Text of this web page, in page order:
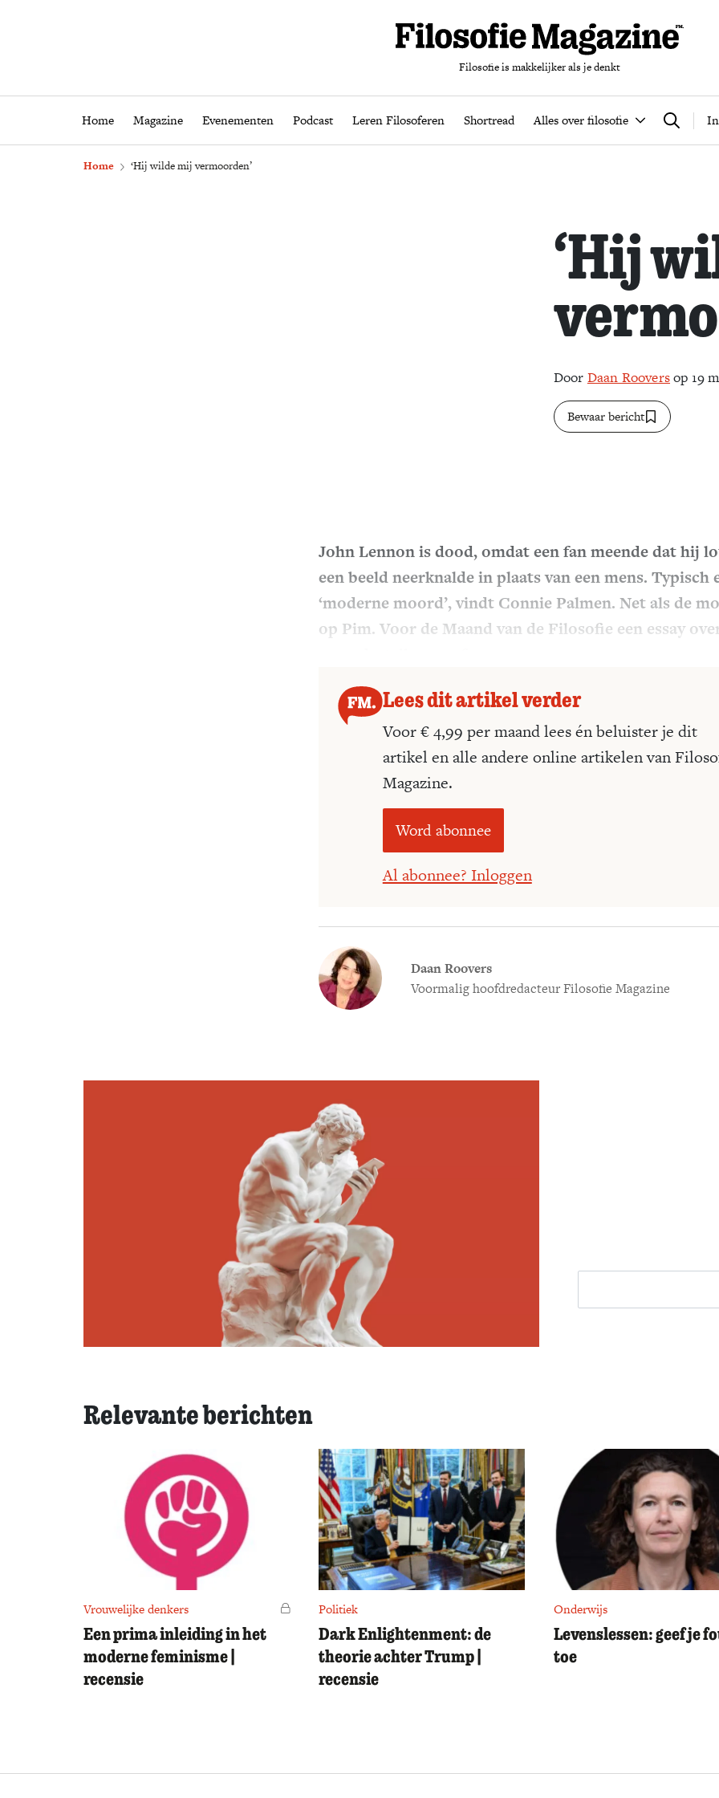
Filosofie is makkelijker als je denkt
Home Magazine Evenementen Podcast Leren Filosoferen Shortread Alles over filosofie Zoeken
Home Magazine Evenementen Podcast Leren Filosoferen Shortread Alles over
Home ‘Hij wilde mij vermoorden’
‘Hij
Door Daan Rooversop 19
Bewaar bericht
John Lennon is dood, omdat een fan meende dat hij
een beeld neerknalde in plaats van een mens. Typisch
‘moderne moord’, vindt Connie Palmen. Net als de
op Pim. Voor de Maand van de Filosofie een essay
Lees dit artikel verder
Voor € 4,99 per maand lees én beluister je dit
artikel en alle andere online artikelen van
Magazine.
Word abonnee
Al abonnee? Inloggen
Daan Roovers
Voormalig hoofdredacteur Filosofie Magazine
Relevante berichten
Vrouwelijke denkers Voor leden
Een prima inleiding in het
moderne feminisme |
recensie
Politiek
Dark Enlightenment: de
theorie achter Trump |
recensie
Onderwijs
Levenslessen: geef je
toe